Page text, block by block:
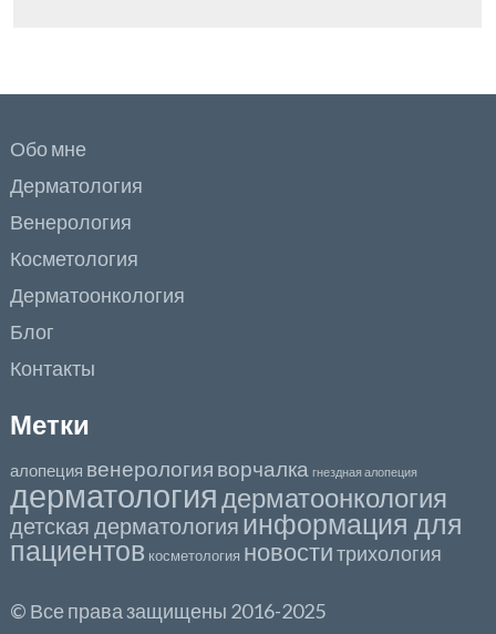
Обо мне
Дерматология
Венерология
Косметология
Дерматоонкология
Блог
Контакты
Метки
алопеция венерология ворчалка гнездная алопеция
дерматологиядерматоонкология
детская дерматология информация для
пациентов косметология новости трихология
© Все права защищены 2016-2025